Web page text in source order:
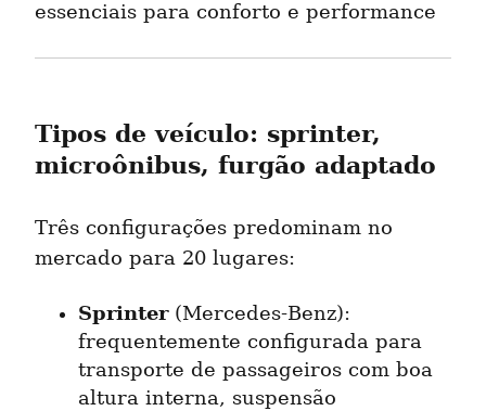
essenciais para conforto e performance
Tipos de veículo: sprinter,
microônibus, furgão adaptado
Três configurações predominam no
mercado para 20 lugares:
Sprinter (Mercedes-Benz):
frequentemente configurada para
transporte de passageiros com boa
altura interna, suspensão